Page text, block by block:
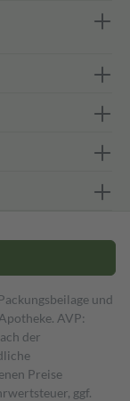
und
AVP:
der
Preise
ggf.